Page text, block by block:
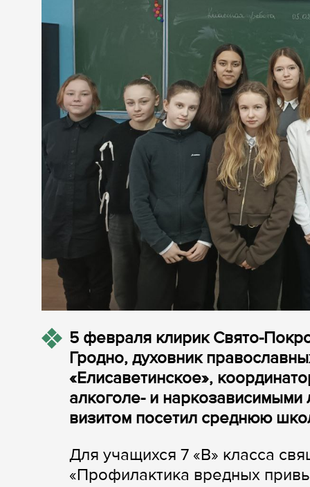
5 февраля клирик Свято-
Гродно, духовник
«Елисаветинское»,
алкоголе- и
визитом посетил среднюю
Для учащихся 7 «В» класса
«Профилактика вредных